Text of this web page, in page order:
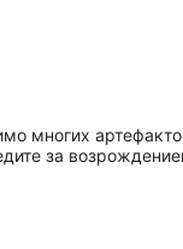
многих
за